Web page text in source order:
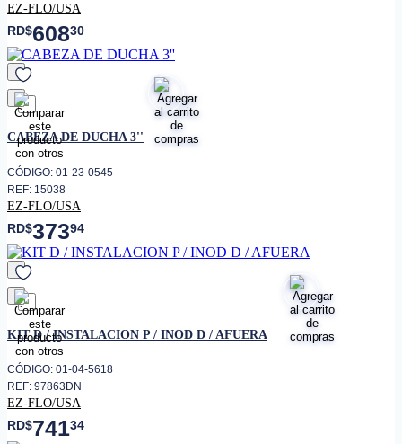
EZ-FLO/USA
RD$60830
favorito
CABEZA DE DUCHA 3''
CÓDIGO: 01-23-0545
REF: 15038
EZ-FLO/USA
RD$37394
favorito
KIT D / INSTALACION P / INOD D / AFUERA
CÓDIGO: 01-04-5618
REF: 97863DN
EZ-FLO/USA
RD$74134